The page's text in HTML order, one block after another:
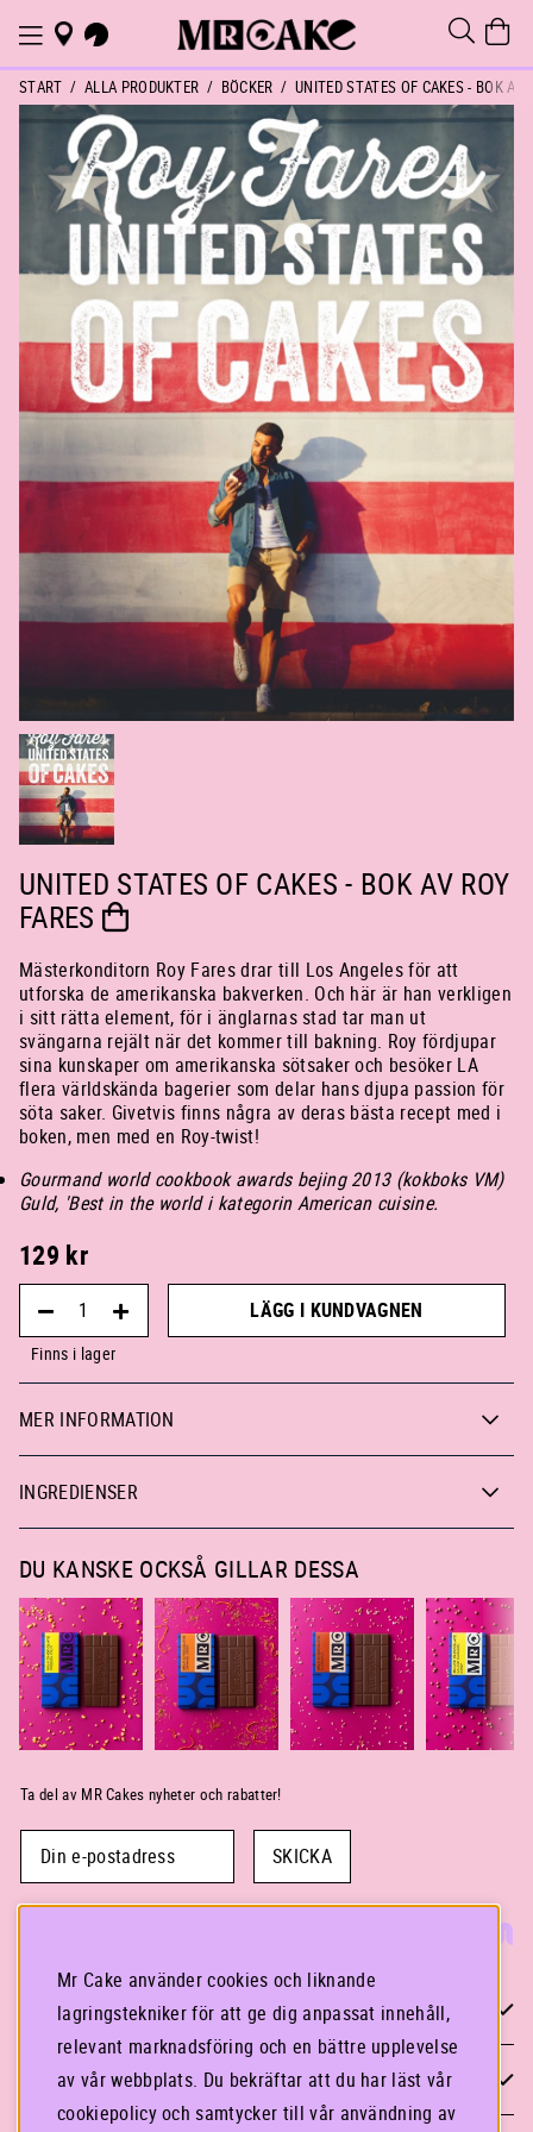
START ALLA PRODUKTER BÖCKER UNITED STATES OF CAKES - BOK AV
UNITED STATES OF CAKES - BOK AV ROY
FARES
Mästerkonditorn Roy Fares drar till Los Angeles för att
utforska de amerikanska bakverken. Och här är han verkligen
i sitt rätta element, för i änglarnas stad tar man ut
svängarna rejält när det kommer till bakning. Roy fördjupar
sina kunskaper om amerikanska sötsaker och besöker LA
flera världskända bagerier som delar hans djupa passion för
söta saker. Givetvis finns några av deras bästa recept med i
boken, men med en Roy-twist!
Gourmand world cookbook awards bejing 2013 (kokboks VM)
Guld, 'Best in the world i kategorin American cuisine.
129 kr
LÄGG I KUNDVAGNEN
Finns i lager
MER INFORMATION
INGREDIENSER
DU KANSKE OCKSÅ GILLAR DESSA
Ta del av MR Cakes nyheter och rabatter!
SKICKA
KONTAKTA OSS
STOCKHOLM
Mr Cake använder cookies och liknande
lagringstekniker för att ge dig anpassat innehåll,
relevant marknadsföring och en bättre upplevelse
av vår webbplats. Du bekräftar att du har läst vår
cookiepolicy och samtycker till vår användning av